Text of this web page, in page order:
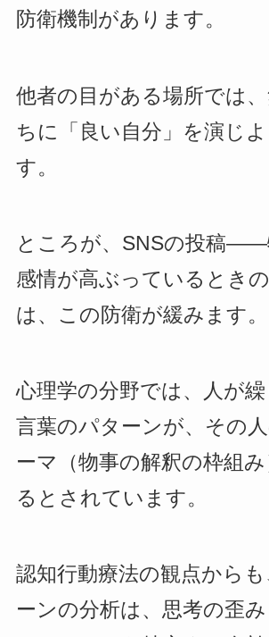
防衛機制があります。
他者の目がある場所では、
ちに「良い自分」を演じ
す。
ところが、SNSの投稿——
感情が高ぶっているとき
は、この防衛が緩みます。
心理学の分野では、人が繰
言葉のパターンが、その
ーマ（物事の解釈の枠組
るとされています。
認知行動療法の観点からも
ーンの分析は、思考の歪